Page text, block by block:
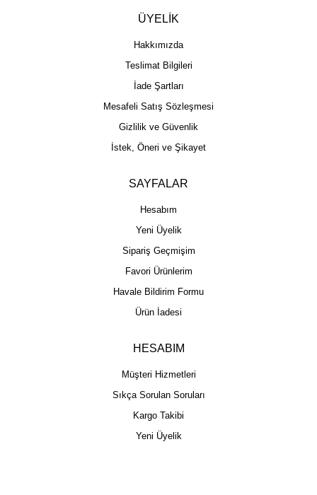
ÜYELİK
Hakkımızda
Teslimat Bilgileri
İade Şartları
Mesafeli Satış Sözleşmesi
Gizlilik ve Güvenlik
İstek, Öneri ve Şikayet
SAYFALAR
Hesabım
Yeni Üyelik
Sipariş Geçmişim
Favori Ürünlerim
Havale Bildirim Formu
Ürün İadesi
HESABIM
Müşteri Hizmetleri
Sıkça Sorulan Soruları
Kargo Takibi
Yeni Üyelik